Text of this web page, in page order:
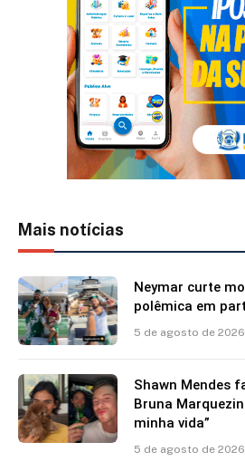
Mais notícias
Neymar curte
polêmica em
5 de agosto de 2026
Shawn Mendes
Bruna
minha vida”
5 de agosto de 2026